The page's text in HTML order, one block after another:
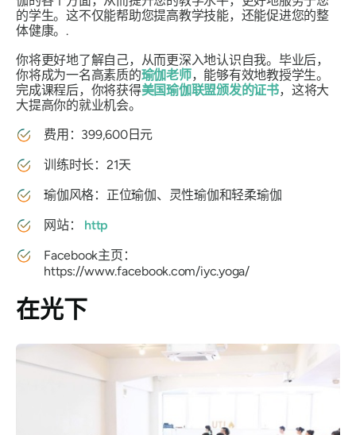
的学生。这不仅能帮助您提高教学技能，还能促进您的整
体健康。.
你将更好地了解自己，从而更深入地认识自我。毕业后，
你将成为一名高素质的瑜伽老师，能够有效地教授学生。
完成课程后，你将获得美国瑜伽联盟颁发的证书，这将大
大提高你的就业机会。
费用：399,600日元
训练时长：21天
瑜伽风格：正位瑜伽、灵性瑜伽和轻柔瑜伽
网站： http
Facebook主页：
https://www.facebook.com/iyc.yoga/
在光下